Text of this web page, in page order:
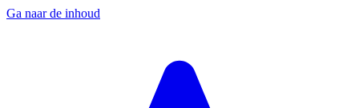
Ga naar de inhoud